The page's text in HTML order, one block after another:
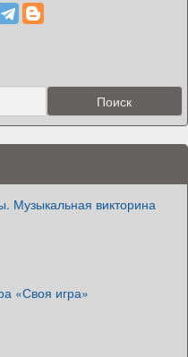
Музыкальная викторина
«Своя игра»